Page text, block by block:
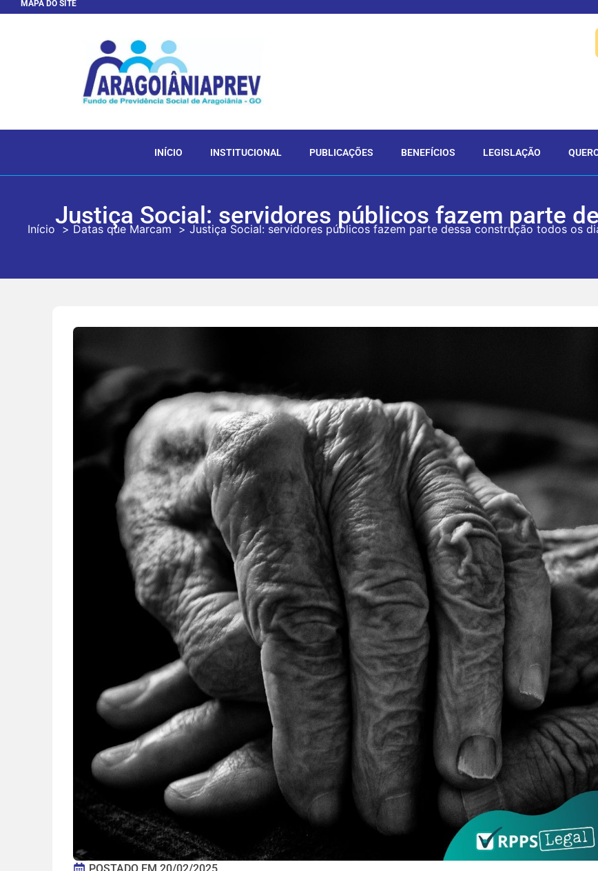
MAPA DO SITE
INÍCIO INSTITUCIONAL PUBLICAÇÕES BENEFÍCIOS LEGISLAÇÃO
Justiça Social: servidores públicos fazem parte
Início Datas que Marcam Justiça Social: servidores públicos fazem parte dessa construção todos os
POSTADO EM20/02/2025